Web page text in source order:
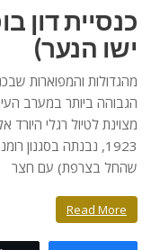
כנסיית דון
ישו הנער)
מהגדולות והמפוארות
הגבוהה ביותר במערב
מצוינת לטיול רגלי
1923, נבנתה
שהחל בצרפת) עם חצר
Read More